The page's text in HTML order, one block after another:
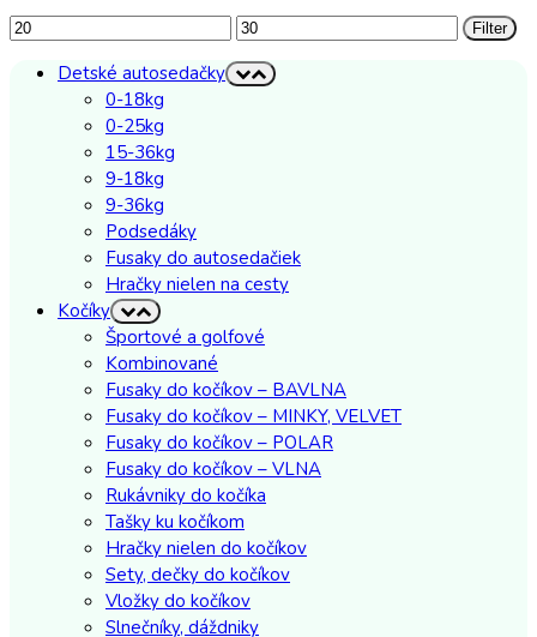
Minimálna
cena
Maximálna
cena
Filter
Detské autosedačky
0-18kg
0-25kg
15-36kg
9-18kg
9-36kg
Podsedáky
Fusaky do autosedačiek
Hračky nielen na cesty
Kočíky
Športové a golfové
Kombinované
Fusaky do kočíkov – BAVLNA
Fusaky do kočíkov – MINKY, VELVET
Fusaky do kočíkov – POLAR
Fusaky do kočíkov – VLNA
Rukávniky do kočíka
Tašky ku kočíkom
Hračky nielen do kočíkov
Sety, dečky do kočíkov
Vložky do kočíkov
Slnečníky, dáždniky